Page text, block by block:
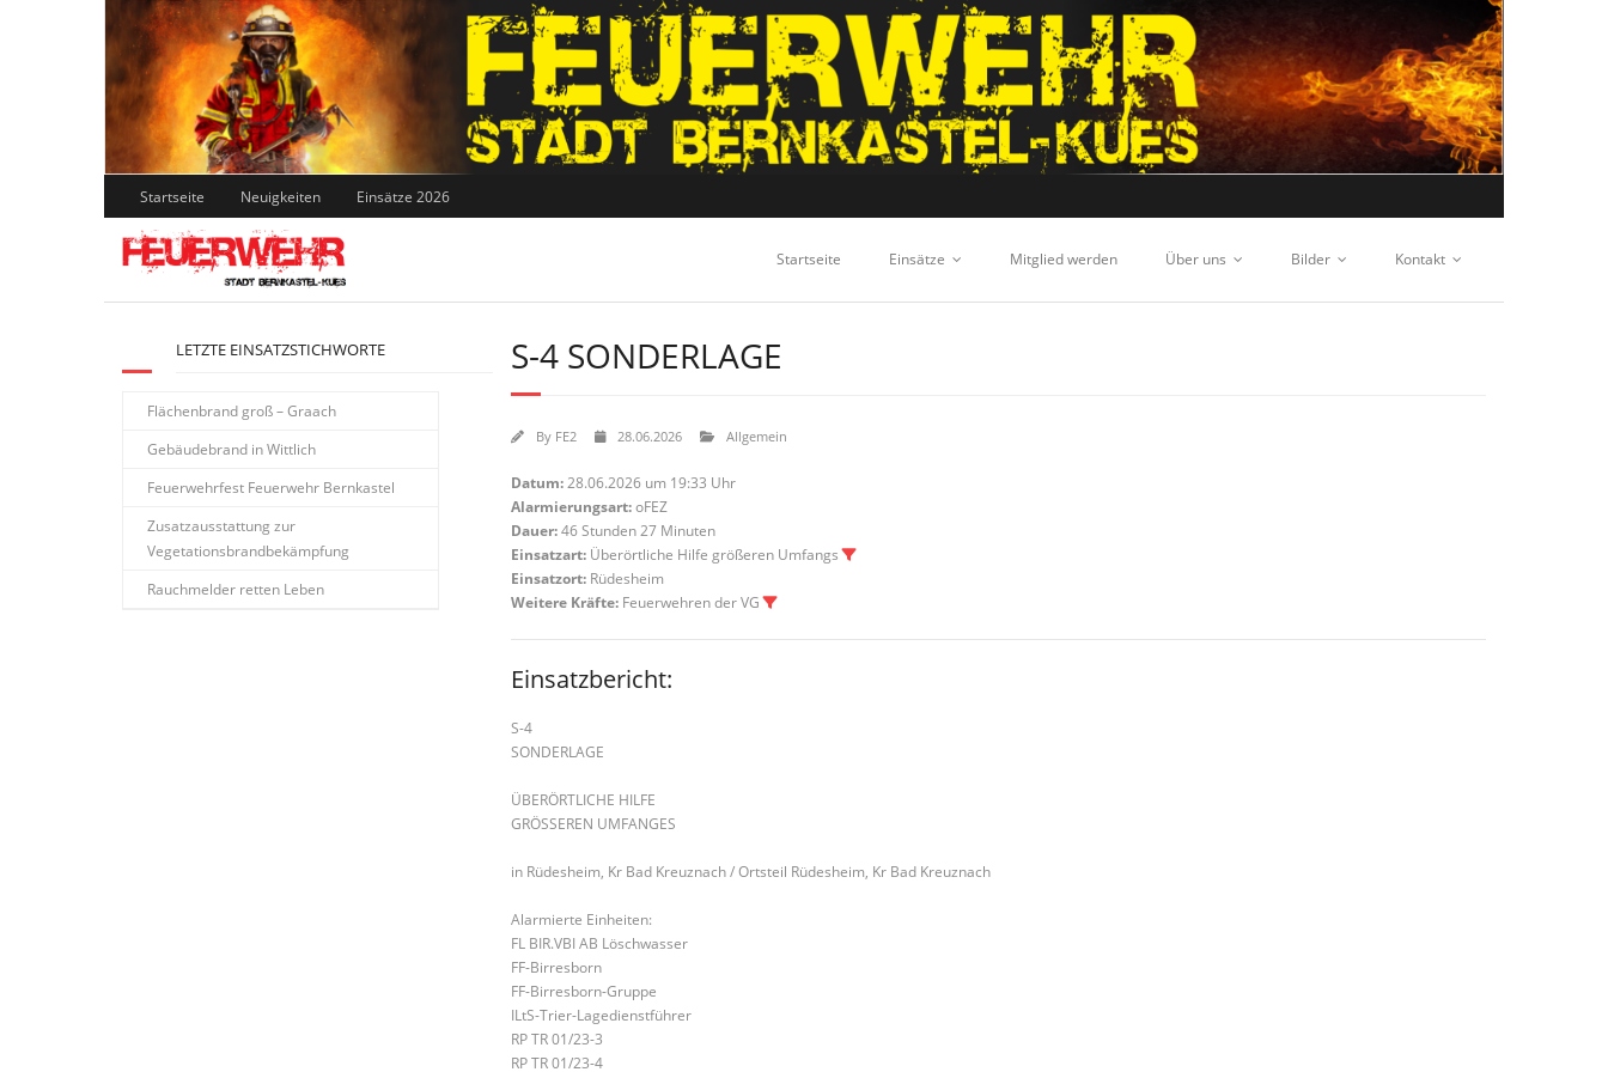
Skip
to
content
Startseite Neuigkeiten Einsätze 2026
Startseite Einsätze Mitglied werden Über uns Bilder Kontakt
S-4 SONDERLAGE
By FE2 28.06.2026 Allgemein
Datum:28.06.2026 um 19:33 Uhr
Alarmierungsart:oFEZ
Dauer:46 Stunden 27 Minuten
Einsatzart: Überörtliche Hilfe größeren Umfangs
Einsatzort: Rüdesheim
Weitere Kräfte: Feuerwehren der VG
Einsatzbericht:
S-4
SONDERLAGE
ÜBERÖRTLICHE HILFE
GRÖSSEREN UMFANGES
in Rüdesheim, Kr Bad Kreuznach / Ortsteil Rüdesheim, Kr Bad Kreuznach
Alarmierte Einheiten:
FL BIR.VBI AB Löschwasser
FF-Birresborn
FF-Birresborn-Gruppe
ILtS-Trier-Lagedienstführer
RP TR 01/23-3
RP TR 01/23-4
LETZTE EINSATZSTICHWORTE
Flächenbrand groß – Graach
Gebäudebrand in Wittlich
Feuerwehrfest Feuerwehr Bernkastel
Zusatzausstattung zur
Vegetationsbrandbekämpfung
Rauchmelder retten Leben